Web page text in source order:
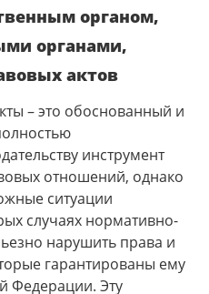
органом,
органами,
актов
– это обоснованный и
инструмент
отношений, однако
ситуации
случаях нормативно-
нарушить права и
гарантированы ему
Федерации. Эту